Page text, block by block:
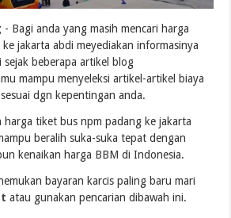
- Bagi anda yang masih mencari harga
jakarta abdi meyediakan informasinya
beberapa artikel blog
mampu menyeleksi artikel-artikel biaya
dgn kepentingan anda.
harga tiket bus npm padang ke jakarta
beralih suka-suka tepat dengan
kenaikan harga BBM di Indonesia.
bayaran karcis paling baru mari
atau gunakan pencarian dibawah ini.